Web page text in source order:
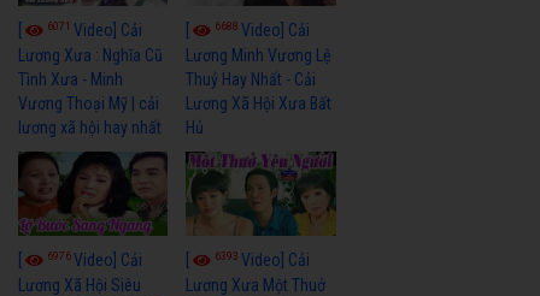
6071 Video] Cải
Lương Xưa : Nghĩa Cũ
Tình Xưa - Minh
Vương Thoại Mỹ | cải
lương xã hội hay nhất
6688Video] Cải
Lương Minh Vương Lệ
Thuỷ Hay Nhất - Cải
Lương Xã Hội Xưa Bất
Hủ
6976Video] Cải
Lương Xã Hội Siêu
6393Video] Cải
Lương Xưa Một Thuở